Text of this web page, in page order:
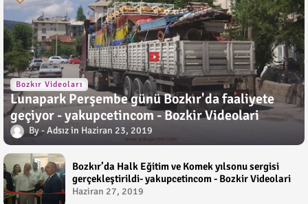
Bozkır Videoları
Lunapark Perşembe günü Bozkır'da faaliyete
geçiyor - yakupcetincom - Bozkir Videolari
Adsız Haziran 23, 2019
Bozkır’da Halk Eğitim ve Komek yılsonu sergisi
gerçekleştirildi- yakupcetincom - Bozkir Videolari
Haziran 27, 2019